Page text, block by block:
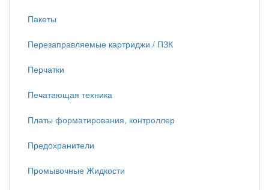
Пакеты
Перезаправляемые картриджи / ПЗК
Перчатки
Печатающая техника
Платы форматирования, контроллер
Предохранители
Промывочные Жидкости